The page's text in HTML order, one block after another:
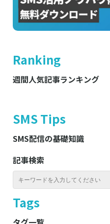
Ranking
週間人気記事ランキング
SMS Tips
SMS配信の基礎知識
記事検索
Tags